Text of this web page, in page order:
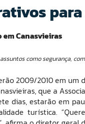
Canasvieiras
como segurança,
2009/2010 em um
que a
dias, estarão em
turística.